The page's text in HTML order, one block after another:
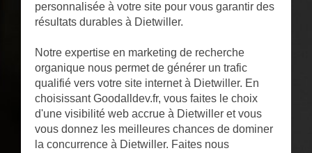
personnalisée à votre site pour vous garantir des
résultats durables à Dietwiller.
Notre expertise en marketing de recherche
organique nous permet de générer un trafic
qualifié vers votre site internet à Dietwiller. En
choisissant Goodalldev.fr, vous faites le choix
d'une visibilité web accrue à Dietwiller et vous
vous donnez les meilleures chances de dominer
la concurrence à Dietwiller. Faites nous